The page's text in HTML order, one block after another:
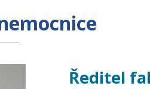
Ředitel